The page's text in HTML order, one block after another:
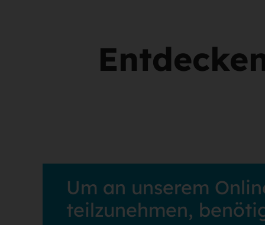
Um an unserem
teilzunehmen,